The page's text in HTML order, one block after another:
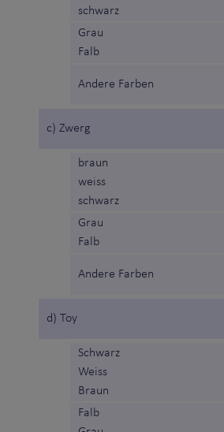
schwarz
Grau
Falb
Andere Farben
c) Zwerg
braun
weiss
schwarz
Grau
Falb
Andere Farben
d) Toy
Schwarz
Weiss
Braun
Falb